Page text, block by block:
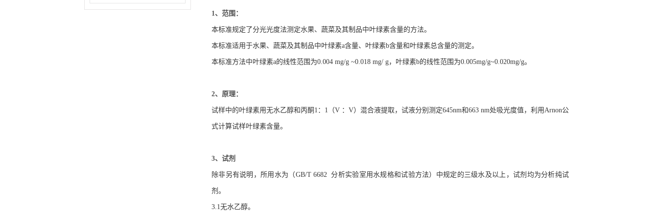
1、范围：
本标准规定了分光光度法测定水果、蔬菜及其制品中叶绿素含量的方法。
本标准适用于水果、蔬菜及其制品中叶绿素a含量、叶绿素b含量和叶绿素总含量的测定。
本标准方法中叶绿素a的线性范围为0.004 mg/g ~0.018 mg/ g，叶绿素b的线性范围为0.005mg/g~0.020mg/g。
2、原理：
试样中的叶绿素用无水乙醇和丙酮1：1（V ：V）混合液提取，试液分别测定645nm和663 nm处吸光度值，利用Arnon公
式计算试样叶绿素含量。
3、试剂
除非另有说明，所用水为（GB/T 6682 分析实验室用水规格和试验方法）中规定的三级水及以上，试剂均为分析纯试
剂。
3.1无水乙醇。